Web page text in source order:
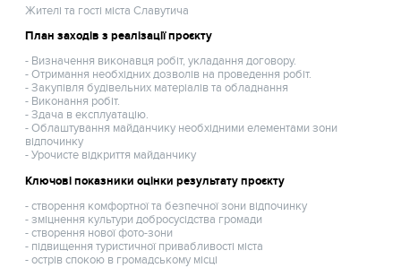
Жителі та гості міста Славутича
План заходів з реалізації проєкту
- Визначення виконавця робіт, укладання договору.
- Отримання необхідних дозволів на проведення робіт.
- Закупівля будівельних матеріалів та обладнання
- Виконання робіт.
- Здача в експлуатацію.
- Облаштування майданчику необхідними елементами зони
відпочинку
- Урочисте відкриття майданчику
Ключові показники оцінки результату проєкту
- створення комфортної та безпечної зони відпочинку
- зміцнення культури добросусідства громади
- створення нової фото-зони
- підвищення туристичної привабливості міста
- острів спокою в громадському місці